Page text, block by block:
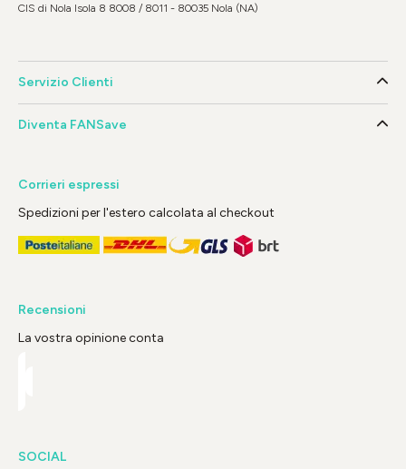
CIS di Nola Isola 8 8008 / 8011 - 80035 Nola (NA)
Servizio Clienti
Diventa FANSave
Corrieri espressi
Spedizioni per l'estero calcolata al checkout
Recensioni
La vostra opinione conta
SOCIAL